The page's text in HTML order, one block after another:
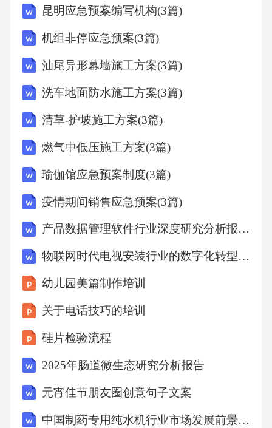
预防感染。预防出血密切观察患者生命体征变
化，及时发现并处理出血情况。预防静脉血栓
鼓励患者早期下床活动，促进血液循环，预防
静脉血栓的形成。并发症处理如遇到并发症，
况制定个体化的康复计划，包括饮食、运动、
休息等方面的指导。术后定期复查，及时发现
和处理异
昆明应急预案编写机构(3篇)
机组非停应急预案(3篇)
汕尾异形幕墙施工方案(3篇)
洗车地面防水施工方案(3篇)
清草-护坡施工方案(3篇)
燃气中低压施工方案(3篇)
瑜伽馆应急预案制度(3篇)
疫情期间销售应急预案(3篇)
产品数据管理软件行业深度研究分析报告(2024-2030版)
物联网时代电视安装行业的数字化转型分析-洞察阐释
幼儿园美篇制作培训
关于电话技巧的培训
硅片检验流程
2025年肠道微生态研究分析报告
元宵佳节朋友圈创意句子文案
中国制药专用纯水机行业市场发展前景及发展趋势与投资战略研究报告(2024-2030)